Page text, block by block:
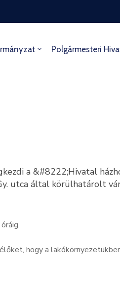
Polgármesteri
a &#8222;Hivatal
utca által körülhatárolt
hogy a